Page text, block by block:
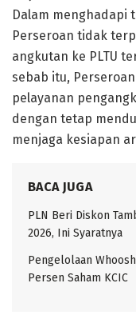
Dalam menghadapi
Perseroan tidak
angkutan ke PLTU
sebab itu,
pelayanan
dengan tetap
menjaga kesiapan
BACA JUGA
PLN Beri Diskon
2026, Ini Syaratnya
Pengelolaan
Persen Saham KCIC